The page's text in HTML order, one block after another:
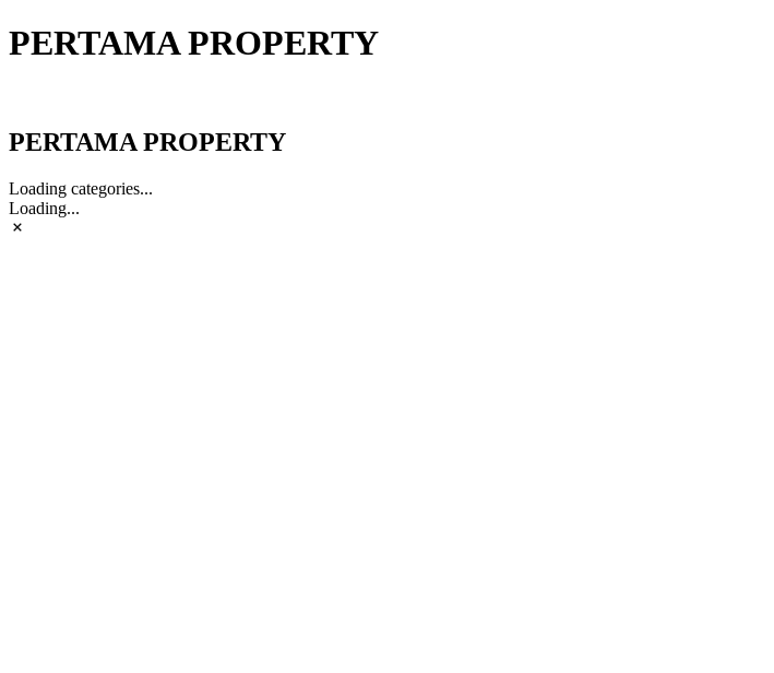
PERTAMA PROPERTY
PERTAMA PROPERTY
Loading categories...
Loading...